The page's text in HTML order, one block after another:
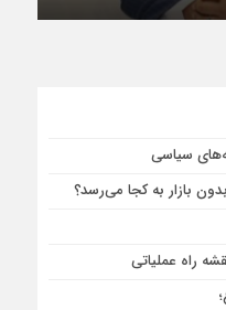
سیاسی
بازار به کجا می‌رسد؟
راه عملیاتی